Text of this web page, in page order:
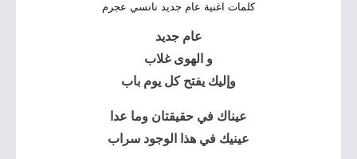
كلمات اغنية عام جديد نانسي عجرم
عام جديد
‏و الهوى غلاب
‏وإليك يفتح كل يوم باب
‏عيناك في حقيقتان ‏وما عدا
عينيك ‏في هذا الوجود سراب